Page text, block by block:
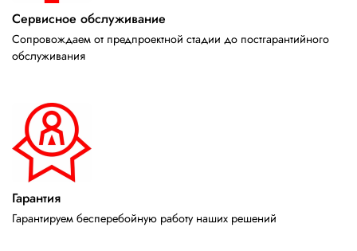
Сервисное обслуживание
Сопровождаем от предпроектной стадии до постгарантийного
обслуживания
Гарантия
Гарантируем бесперебойную работу наших решений